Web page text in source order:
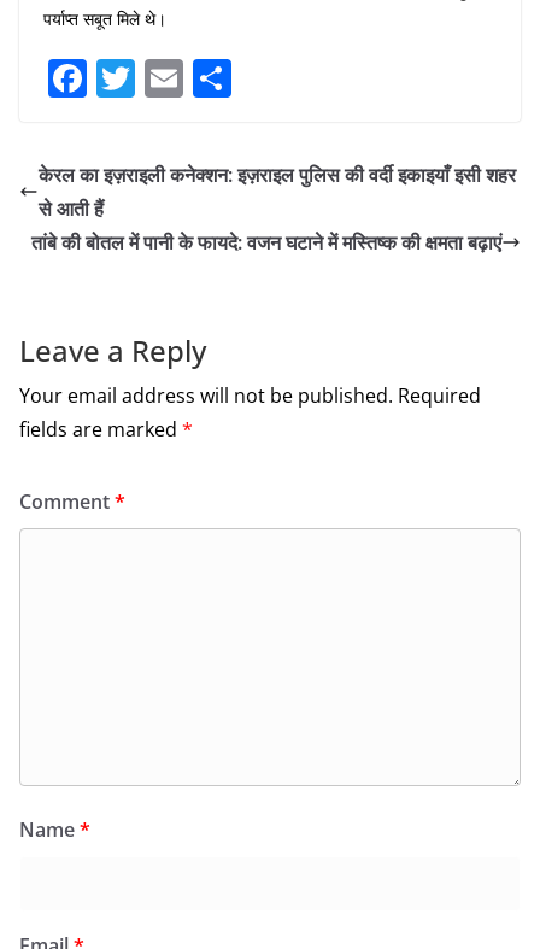
पर्याप्त सबूत मिले थे।
F
c
e
b
k
T
itt
er
E
ai
l
ar
e
केरल का इज़राइली कनेक्शन: इज़राइल पुलिस की वर्दी इकाइयाँ इसी शहर
से आती हैं
तांबे की बोतल में पानी के फायदे: वजन घटाने में मस्तिष्क की क्षमता बढ़ाएं
Leave a Reply
Your email address will not be published. Required
fields are marked *
Comment*
Name*